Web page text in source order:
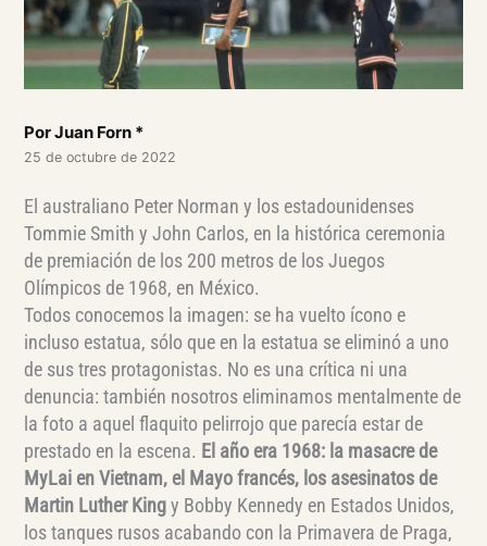
Por Juan Forn *
25 de octubre de 2022
El australiano Peter Norman y los estadounidenses
Tommie Smith y John Carlos, en la histórica ceremonia
de premiación de los 200 metros de los Juegos
Olímpicos de 1968, en México.
Todos conocemos la imagen: se ha vuelto ícono e
incluso estatua, sólo que en la estatua se eliminó a uno
de sus tres protagonistas. No es una crítica ni una
denuncia: también nosotros eliminamos mentalmente de
la foto a aquel flaquito pelirrojo que parecía estar de
prestado en la escena. El año era 1968: la masacre de
MyLai en Vietnam, el Mayo francés, los asesinatos de
Martin Luther Kingy Bobby Kennedy en Estados Unidos,
los tanques rusos acabando con la Primavera de Praga,